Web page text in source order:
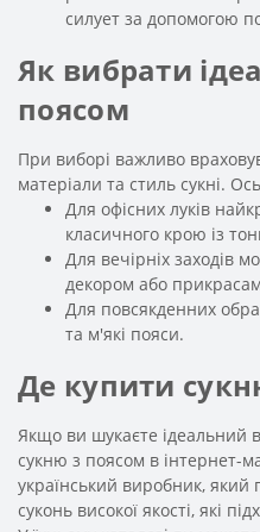
силует за допомогою
Як вибрати
поясом
При виборі важливо
матеріали та стиль сукні.
Для офісних луків
класичного крою із
Для вечірніх заходів
декором або
Для повсякденних
та м'які пояси.
Де купити
Якщо ви шукаєте ідеальний
сукню з поясом в інтернет-
український виробник,
суконь високої якості, які